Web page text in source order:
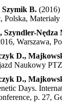
B. (2016)
Polska,
Szyndler-
Warszawa,
D.,
Naukowy
D.,
Days.
p. 27,